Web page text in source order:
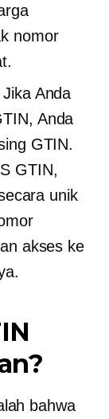
nomor
Jika Anda
Anda
GTIN.
GTIN,
unik
akses ke
bahwa